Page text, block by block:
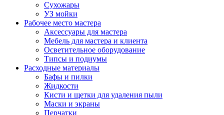
Сухожары
УЗ мойки
Рабочее место мастера
Аксессуары для мастера
Мебель для мастера и клиента
Осветительное оборудование
Типсы и подиумы
Расходные материалы
Бафы и пилки
Жидкости
Кисти и щетки для удаления пыли
Маски и экраны
Перчатки